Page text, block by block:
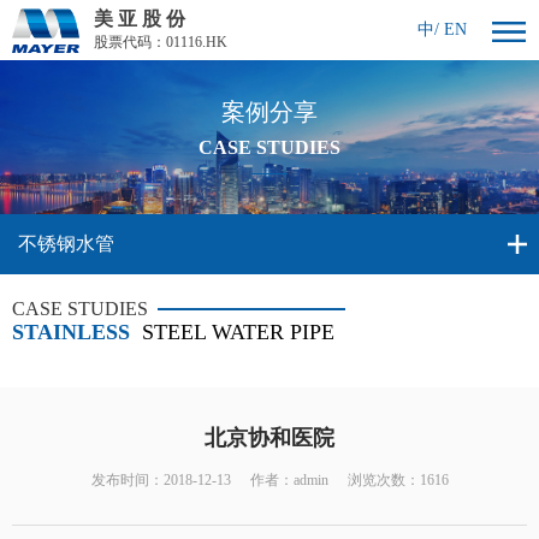
美 亚 股 份
股票代码：01116.HK
中/ EN
案例分享
CASE STUDIES
不锈钢水管
CASE STUDIES
STAINLESS STEEL WATER PIPE
北京协和医院
发布时间：2018-12-13 作者：admin 浏览次数：1616